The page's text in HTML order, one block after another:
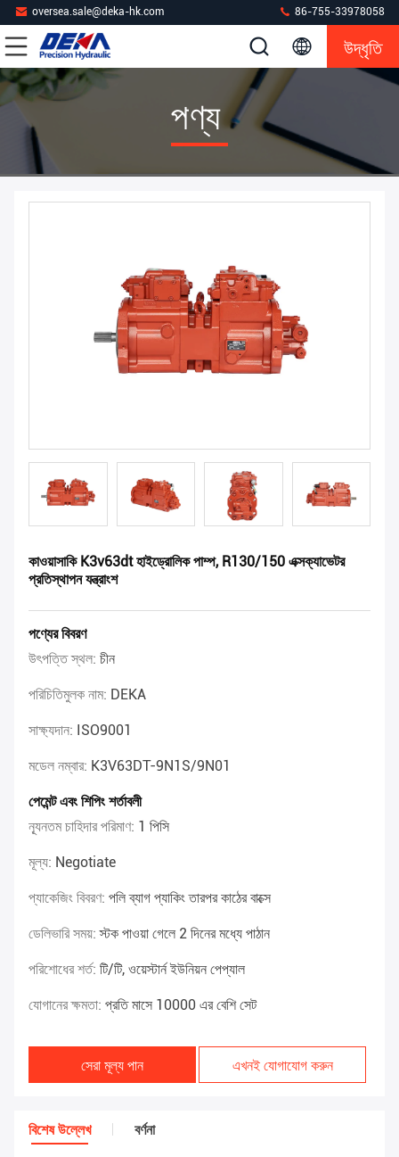
oversea.sale@deka-hk.com 86-755-33978058
উদ্ধৃতি
পণ্য
কাওয়াসাকি K3v63dt হাইড্রোলিক পাম্প, R130/150 এক্সক্যাভেটর
প্রতিস্থাপন যন্ত্রাংশ
পণ্যের বিবরণ
উৎপত্তি স্থল: চীন
পরিচিতিমুলক নাম: DEKA
সাক্ষ্যদান: ISO9001
মডেল নম্বার: K3V63DT-9N1S/9N01
পেমেন্ট এবং শিপিং শর্তাবলী
ন্যূনতম চাহিদার পরিমাণ: 1 পিসি
মূল্য: Negotiate
প্যাকেজিং বিবরণ: পলি ব্যাগ প্যাকিং তারপর কাঠের বাক্সে
ডেলিভারি সময়:স্টক পাওয়া গেলে 2 দিনের মধ্যে পাঠান
পরিশোধের শর্ত: টি/টি, ওয়েস্টার্ন ইউনিয়ন পেপ্যাল
যোগানের ক্ষমতা: প্রতি মাসে 10000 এর বেশি সেট
সেরা মূল্য পান এখনই যোগাযোগ করুন
বিশেষ উল্লেখ বর্ণনা